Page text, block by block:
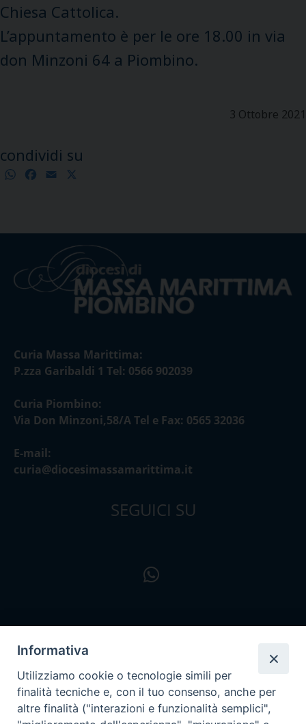
Chiesa Cattolica.
L’appuntamento è per le ore 18.00 in via
don Minzoni 64 a Piombino.
3 Ottobre 2021
condividi su
WhatsApp
Facebook
Email
Curia Massa Marittima:
P.zza Garibaldi 1 Tel: 0566 902039
Curia Piombino:
Via Don Minzoni,58/A Tel e Fax: 0565 32036
E-mail:
curia@diocesimassamarittima.it
SEGUICI SU
Informativa
Utilizziamo cookie o tecnologie simili per
finalità tecniche e, con il tuo consenso, anche per
altre finalità ("interazioni e funzionalità semplici",